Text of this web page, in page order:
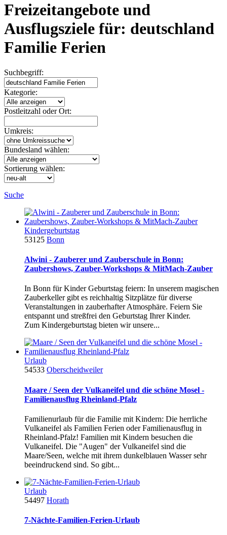
Freizeitangebote und
Ausflugsziele für: deutschland
Familie Ferien
Suchbegriff:
Kategorie:
Postleitzahl oder Ort:
Umkreis:
Bundesland wählen:
Sortierung wählen:
Suche
Kindergeburtstag
53125 Bonn
Alwini - Zauberer und Zauberschule in Bonn:
Zaubershows, Zauber-Workshops & MitMach-Zauber
In Bonn für Kinder Geburtstag feiern: In unserem magischen
Zauberkeller gibt es reichhaltig Sitzplätze für diverse
Veranstaltungen in zauberhafter Atmosphäre. Feiern Sie
entspannt und streßfrei den Geburtstag Ihrer Kinder.
Zum Kindergeburtstag bieten wir unsere...
Urlaub
54533 Oberscheidweiler
Maare / Seen der Vulkaneifel und die schöne Mosel -
Familienausflug Rheinland-Pfalz
Familienurlaub für die Familie mit Kindern: Die herrliche
Vulkaneifel als Familien Ferien oder Familienausflug in
Rheinland-Pfalz! Familien mit Kindern besuchen die
Vulkaneifel. Die "Augen" der Vulkaneifel sind die
Maare/Seen, welche mit ihrem dunkelblauen Wasser sehr
beeindruckend sind. So gibt...
Urlaub
54497 Horath
7-Nächte-Familien-Ferien-Urlaub